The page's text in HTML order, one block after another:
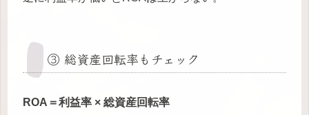
③ 総資産回転率もチェック
ROA＝利益率 × 総資産回転率